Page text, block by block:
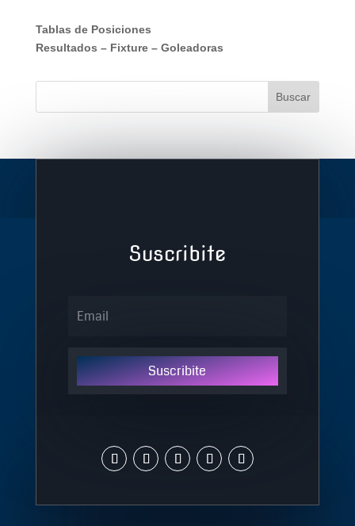
Tablas de Posiciones
Resultados – Fixture– Goleadoras
Suscribite
Suscribite